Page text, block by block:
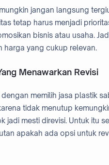
jangan langsung
tetap harus menjadi
bisnis atau usaha.
harga yang cukup relevan.
Menawarkan Revisi
memilih jasa plastik
tidak menutup
jadi mesti direvisi. Untuk itu
apakah ada opsi untuk